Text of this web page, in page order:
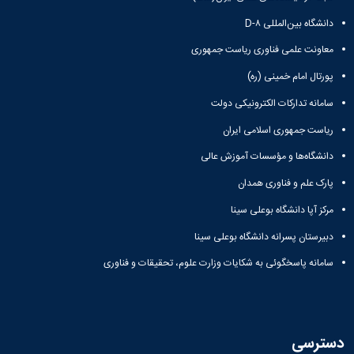
و
تکمیلی
دروس
کارشناسی
ها
و
نامه
ها
بندی
تحصیلات
تکمیلی
فرم
ها
سمینارها
ترفیع
آئین
نامه
پژوهشی
فرم
های
پژوهشی
کارگاه ها
آزمایشگاه
ها
آزمایشگاه
شناسی
آزمایشگاه
بیوشیمی
پاتولوژی
بهداشت
و
کیفی
موادغذایی
دانشگاه بین‌المللی D-۸
معاونت علمی فناوری ریاست جمهوری
پورتال امام خمینی (ره)
سامانه تدارکات الکترونیکی دولت
ریاست جمهوری اسلامی ایران
دانشگاه‌ها و مؤسسات آموزش عالی
پارک علم و فناوری همدان
مرکز آپا دانشگاه بوعلی سینا
دبیرستان پسرانه دانشگاه بوعلی سینا
سامانه پاسخگوئی به شکایات وزارت علوم، تحقیقات و فناوری
دسترسی